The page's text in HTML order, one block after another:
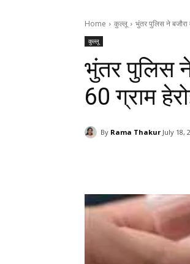
Home कुल्लू भुंतर पुलिस ने
कुल्लू
भुंतर पुलिस
60 ग्राम
By Rama Thakur July 18,